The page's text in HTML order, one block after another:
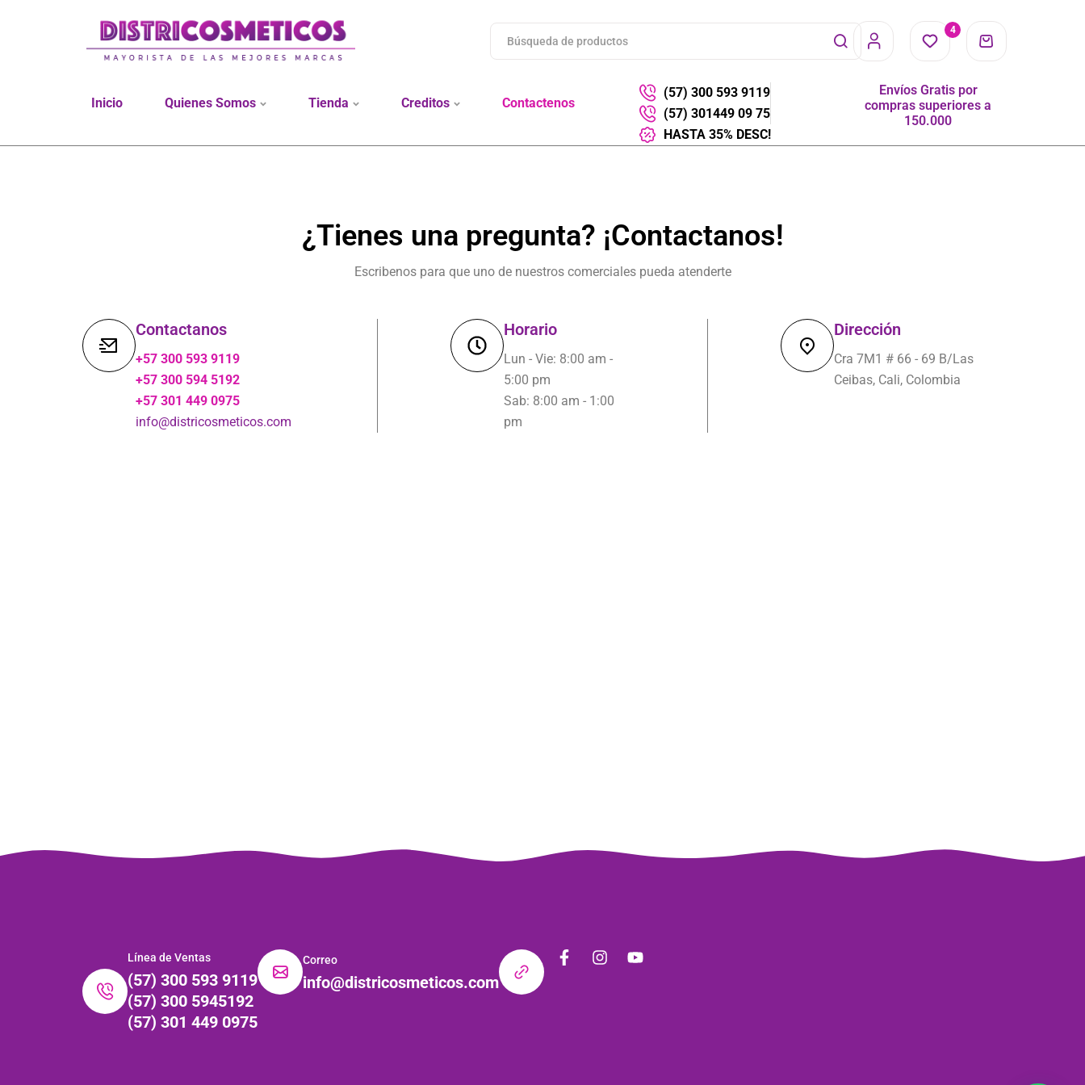
4
Inicio Quienes Somos Tienda Creditos Contactenos
(57) 300 593 9119
(57) 301449 09 75
HASTA 35% DESC!
Envíos Gratis por
compras superiores a
150.000
¿Tienes una pregunta? ¡Contactanos!
Escribenos para que uno de nuestros comerciales pueda atenderte
Contactanos
+57 300 593 9119
+57 300 594 5192
+57 301 449 0975
info@districosmeticos.com
Horario
Lun - Vie: 8:00 am -
5:00 pm
Sab: 8:00 am - 1:00
pm
Dirección
Cra 7M1 # 66 - 69 B/Las
Ceibas, Cali, Colombia
Línea de Ventas
(57) 300 593 9119
(57) 300 5945192
(57) 301 449 0975
Correo
info@districosmeticos.com